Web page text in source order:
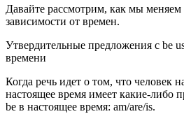
Давайте рассмотрим, как мы меняем
зависимости от времен.
Утвердительные предложения с be
времени
Когда речь идет о том, что человек
настоящее время имеет какие-либо
be в настоящее время: am/are/is.